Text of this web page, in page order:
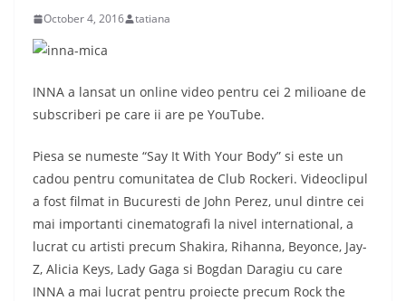
October 4, 2016 tatiana
INNA a lansat un online video pentru cei 2 milioane de
subscriberi pe care ii are pe YouTube.
Piesa se numeste “Say It With Your Body” si este un
cadou pentru comunitatea de Club Rockeri. Videoclipul
a fost filmat in Bucuresti de John Perez, unul dintre cei
mai importanti cinematografi la nivel international, a
lucrat cu artisti precum Shakira, Rihanna, Beyonce, Jay-
Z, Alicia Keys, Lady Gaga si Bogdan Daragiu cu care
INNA a mai lucrat pentru proiecte precum Rock the